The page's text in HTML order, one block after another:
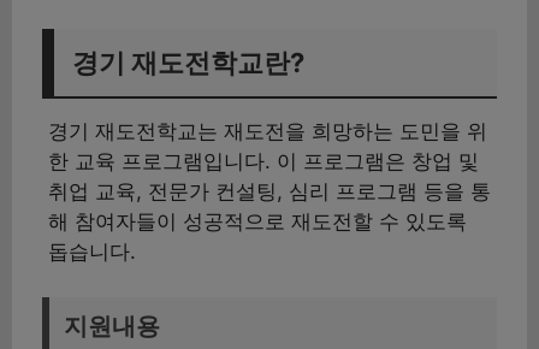
경기 재도전학교란?
경기 재도전학교는 재도전을 희망하는 도민을 위
한 교육 프로그램입니다. 이 프로그램은 창업 및
취업 교육, 전문가 컨설팅, 심리 프로그램 등을 통
해 참여자들이 성공적으로 재도전할 수 있도록
돕습니다.
지원내용